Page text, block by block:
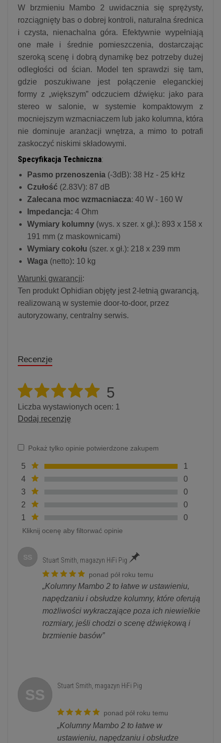
W brzmieniu Mambo 2 uwidacznia się sprężysty,
rozciągnięty bas o dobrej kontroli, naturalna średnica
i czysta, nienachalna góra. Efektywnie wypełniają
one małe i średnie pomieszczenia, dostarczając
szeroką scenę i dobrą dynamikę bez potrzeby dużej
odległości od ścian. Model ten sprawdzi się tam,
gdzie poszukiwane jest połączenie eleganckiej
formy z „większym” odczuciem dźwięku: jako para
stereo w salonie, w systemie kompaktowym z
mocniejszym wzmacniaczem lub jako kolumna, która
nie dominuje aranżacji wnętrza, a mimo to potrafi
zaskoczyć niskimi składowymi.
Specyfikacja Techniczna:
Pasmo przenoszenia (-3dB): 38 Hz - 25 kHz
Czułość (2.83V): 87 dB
Zalecana moc wzmacniacza: 40 W - 160 W
Impedancja: 4 Ohm
Wymiary kolumny (wys. x szer. x gł.): 893 x 158 x
191 mm (z maskownicami)
Wymiary cokołu (szer. x gł.): 218 x 239 mm
Waga (netto): 10 kg
Warunki gwarancji:
Ten produkt Ophidian objęty jest 2-letnią gwarancją,
realizowaną w systemie door-to-door, przez
autoryzowany, centralny serwis.
Recenzje
5
Liczba wystawionych ocen: 1
Dodaj recenzję
Pokaż tylko opinie potwierdzone zakupem
5
1
4
0
3
0
2
0
1
0
Kliknij ocenę aby filtorwać opinie
SS Stuart Smith, magazyn HiFi Pig
ponad pół roku temu
„Kolumny Mambo 2 to łatwe w ustawieniu,
napędzaniu i obsłudze kolumny, które oferują
możliwości wykraczające poza ich niewielkie
rozmiary, jeśli chodzi o scenę dźwiękową i
brzmienie basów”
SS
Stuart Smith, magazyn HiFi Pig
ponad pół roku temu
„Kolumny Mambo 2 to łatwe w
ustawieniu, napędzaniu i obsłudze